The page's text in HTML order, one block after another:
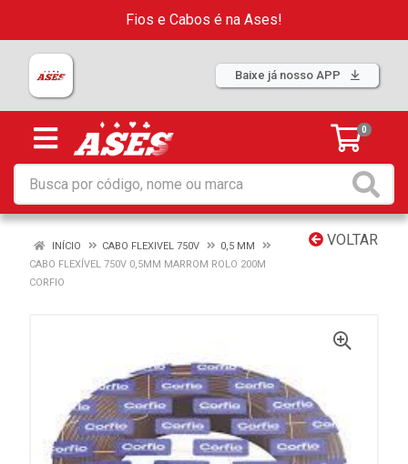
Fios e Cabos é na Ases!
Baixe já nosso APP
0
VOLTAR
INÍCIO CABO FLEXIVEL 750V
0,5 MM
CABO FLEXÍVEL 750V 0,5MM MARROM ROLO 200M
CORFIO